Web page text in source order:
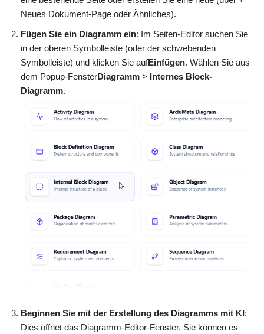
Neues Dokument-Page oder Ähnliches).
Fügen Sie ein Diagramm ein: Im Seiten-Editor suchen Sie
in der oberen Symbolleiste (oder der schwebenden
Symbolleiste) und klicken Sie aufEinfügen. Wählen Sie aus
dem Popup-FensterDiagramm > Internes Block-
Diagramm.
Beginnen Sie mit der Erstellung des Diagramms mit KI:
Dies öffnet das Diagramm-Editor-Fenster. Sie können es